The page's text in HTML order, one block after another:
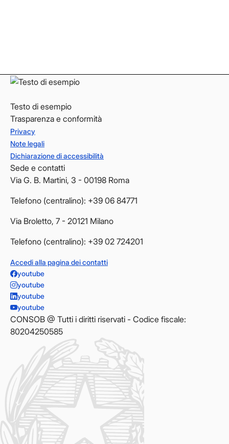
Testo di esempio
Trasparenza e conformità
Privacy
Note legali
Dichiarazione di accessibilità
Sede e contatti
Via G. B. Martini, 3 - 00198 Roma
Telefono (centralino): +39 06 84771
Via Broletto, 7 - 20121 Milano
Telefono (centralino): +39 02 724201
Accedi alla pagina dei contatti
youtube
youtube
youtube
youtube
CONSOB @ Tutti i diritti riservati - Codice fiscale:
80204250585